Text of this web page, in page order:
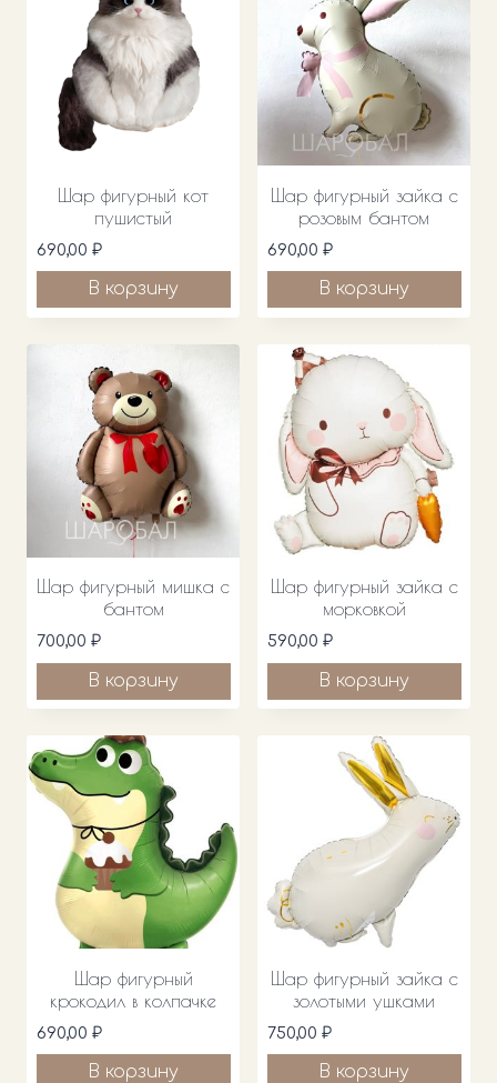
Шар фигурный кот
пушистый
690,00 ₽
В корзину
Шар фигурный зайка с
розовым бантом
690,00 ₽
В корзину
Шар фигурный мишка с
бантом
700,00 ₽
В корзину
Шар фигурный зайка с
морковкой
590,00 ₽
В корзину
Шар фигурный
крокодил в колпачке
690,00 ₽
В корзину
Шар фигурный зайка с
золотыми ушками
750,00 ₽
В корзину